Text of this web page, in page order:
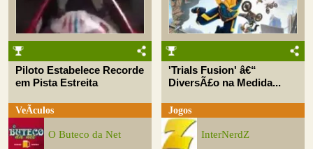
Piloto Estabelece Recorde
em Pista Estreita
VeÃ­culos
O Buteco da Net
'Trials Fusion' â€“
DiversÃ£o na Medida...
Jogos
InterNerdZ